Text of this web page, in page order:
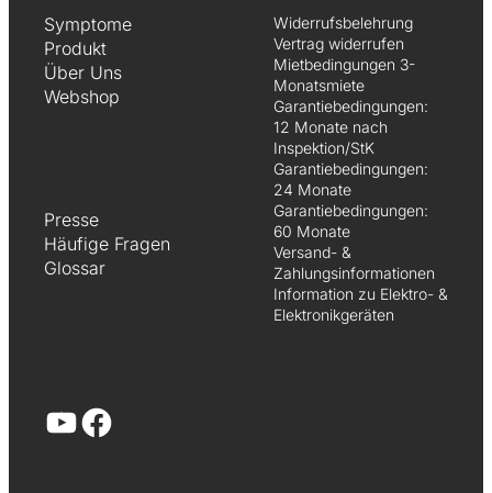
Symptome
Produkt
Über Uns
Webshop
Presse
Häufige Fragen
Glossar
Widerrufsbelehrung
Vertrag widerrufen
Mietbedingungen 3-
Monatsmiete
Garantiebedingungen:
12 Monate nach
Inspektion/StK
Garantiebedingungen:
24 Monate
Garantiebedingungen:
60 Monate
Versand- &
Zahlungsinformationen
Information zu Elektro- &
Elektronikgeräten
YouTube Facebook